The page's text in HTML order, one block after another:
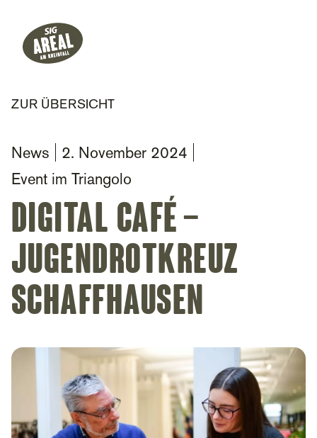
Header
SIG Gemeinnützige Stiftung
Hauptnavigation
ZUR ÜBERSICHT
News
2. November 2024
Event im Triangolo
Digital Café –
Jugendrotkreuz
Schaffhausen